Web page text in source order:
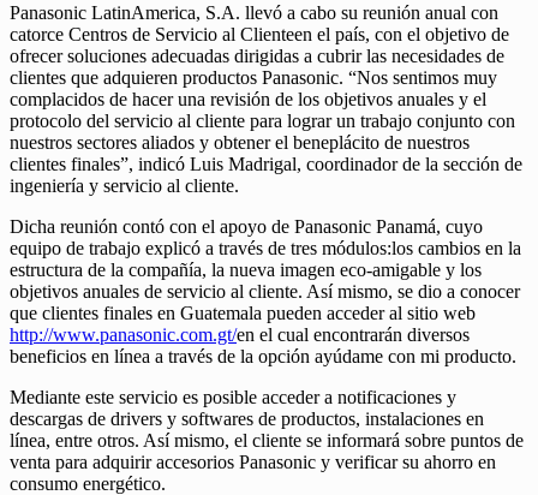
Panasonic LatinAmerica, S.A. llevó a cabo su reunión anual con
catorce Centros de Servicio al Clienteen el país, con el objetivo de
ofrecer soluciones adecuadas dirigidas a cubrir las necesidades de
clientes que adquieren productos Panasonic. “Nos sentimos muy
complacidos de hacer una revisión de los objetivos anuales y el
protocolo del servicio al cliente para lograr un trabajo conjunto con
nuestros sectores aliados y obtener el beneplácito de nuestros
clientes finales”, indicó Luis Madrigal, coordinador de la sección de
ingeniería y servicio al cliente.
Dicha reunión contó con el apoyo de Panasonic Panamá, cuyo
equipo de trabajo explicó a través de tres módulos:los cambios en la
estructura de la compañía, la nueva imagen eco-amigable y los
objetivos anuales de servicio al cliente. Así mismo, se dio a conocer
que clientes finales en Guatemala pueden acceder al sitio web
http://www.panasonic.com.gt/en el cual encontrarán diversos
beneficios en línea a través de la opción ayúdame con mi producto.
Mediante este servicio es posible acceder a notificaciones y
descargas de drivers y softwares de productos, instalaciones en
línea, entre otros. Así mismo, el cliente se informará sobre puntos de
venta para adquirir accesorios Panasonic y verificar su ahorro en
consumo energético.